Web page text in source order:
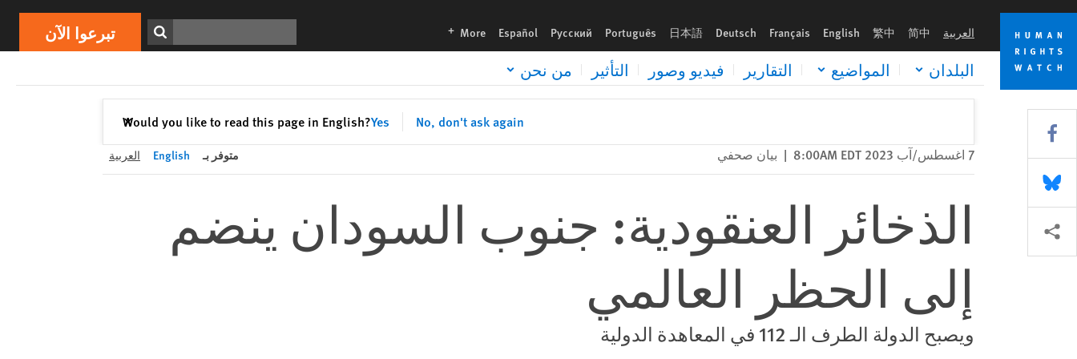
Skip
cookie
privacy
notice
Skip
main
content
العربية 简中
繁中
English
Français
Deutsch
日本語
Português
Русский
Español
More
languages تبرعوا الآن
البلدان المواضيع التقارير فيديو وصور التأثير من نحن
Would you like to read this page in English?Yes No, don't ask again
✕إغلاق
Print تبرعوا الآن
7 اغسطس/آب 2023 8:00AM EDT | بيان صحفي متوفر بـ English العربية
الذخائر العنقودية: جنوب السودان ينضم
إلى الحظر العالمي
ويصبح الدولة الطرف الـ 112 في المعاهدة الدولية
Share this via Facebook
Share this via Bluesky
Share this via مشاركة